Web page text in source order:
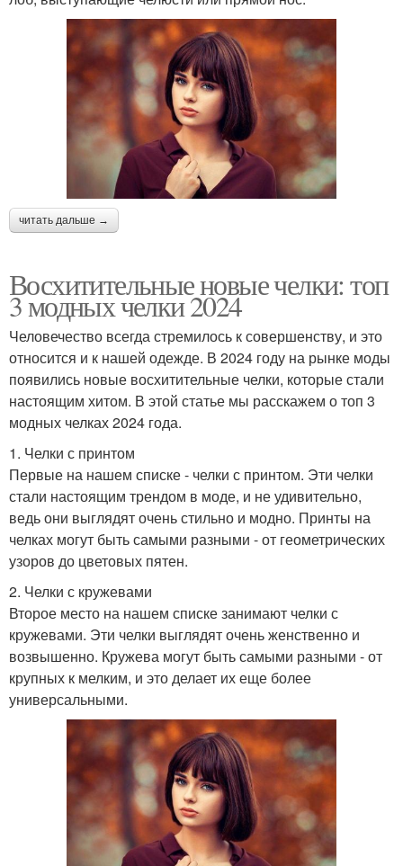
читать дальше →
Восхитительные новые челки: топ
3 модных челки 2024
Человечество всегда стремилось к совершенству, и это
относится и к нашей одежде. В 2024 году на рынке моды
появились новые восхитительные челки, которые стали
настоящим хитом. В этой статье мы расскажем о топ 3
модных челках 2024 года.
1. Челки с принтом
Первые на нашем списке - челки с принтом. Эти челки
стали настоящим трендом в моде, и не удивительно,
ведь они выглядят очень стильно и модно. Принты на
челках могут быть самыми разными - от геометрических
узоров до цветовых пятен.
2. Челки с кружевами
Второе место на нашем списке занимают челки с
кружевами. Эти челки выглядят очень женственно и
возвышенно. Кружева могут быть самыми разными - от
крупных к мелким, и это делает их еще более
универсальными.